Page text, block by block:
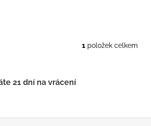
O
c
1 položek celkem
21 dní na vrácení